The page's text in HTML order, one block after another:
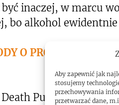
Aby zapewnić jak
stosujemy
przechowywania
przetwarzać dane,
być inaczej, w marcu
bo alkohol ewidentnie
O PROBLEMACH Z
Punch zamyka